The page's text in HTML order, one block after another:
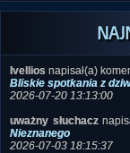
Ivellios napisał(a)
Bliskie spotkania z
2026-07-20 13:13:00
uważny słuchacz
Nieznanego
2026-07-03 18:15:37